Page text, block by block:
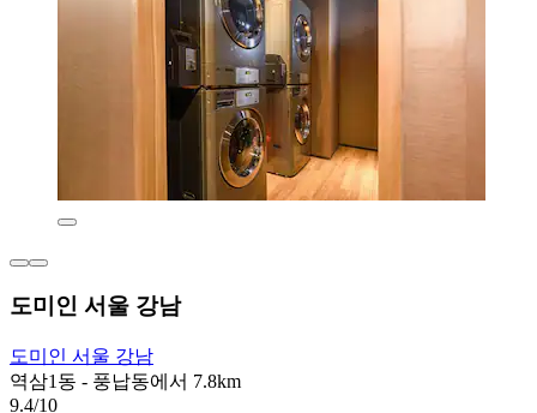
도미인 서울 강남
도미인 서울 강남
역삼1동 - 풍납동에서 7.8km
9.4/10